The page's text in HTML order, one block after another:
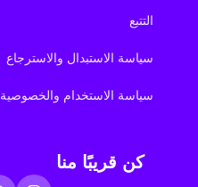
التتبع
سياسة الاستبدال والاسترجاع
سياسة الاستخدام والخصوصية
كن قريبًا منا